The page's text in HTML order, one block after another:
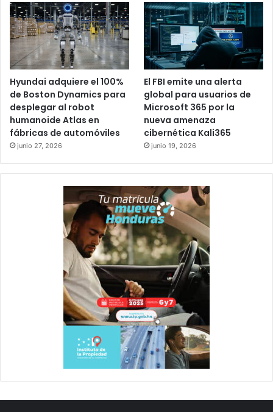
Hyundai adquiere el 100%
de Boston Dynamics para
desplegar al robot
humanoide Atlas en
fábricas de automóviles
junio 27, 2026
El FBI emite una alerta
global para usuarios de
Microsoft 365 por la
nueva amenaza
cibernética Kali365
junio 19, 2026